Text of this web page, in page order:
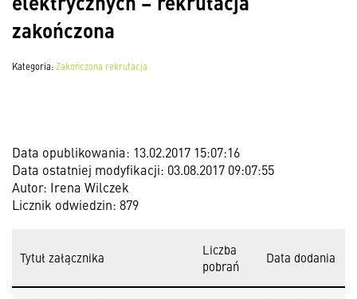
zakończona
Kategoria:Zakończona rekrutacja
Data opublikowania: 13.02.2017 15:07:16
Data ostatniej modyfikacji: 03.08.2017 09:07:55
Autor: Irena Wilczek
Licznik odwiedzin: 879
Tytuł załącznika
Liczba
pobrań
Data dodania